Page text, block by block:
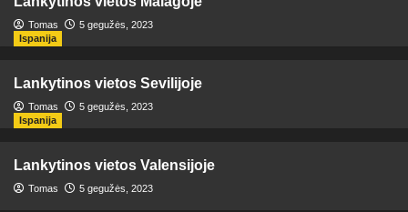
Tomas
5 gegužės, 2023
Ispanija
Lankytinos vietos Sevilijoje
Tomas
5 gegužės, 2023
Ispanija
Lankytinos vietos Valensijoje
Tomas 5 gegužės, 2023